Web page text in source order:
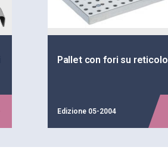
Pallet con fori su reticolo
Edizione 05-2004